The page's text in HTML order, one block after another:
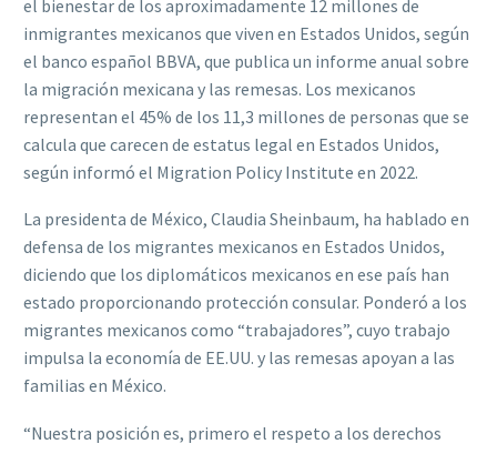
el bienestar de los aproximadamente 12 millones de
inmigrantes mexicanos que viven en Estados Unidos, según
el banco español BBVA, que publica un informe anual sobre
la migración mexicana y las remesas. Los mexicanos
representan el 45% de los 11,3 millones de personas que se
calcula que carecen de estatus legal en Estados Unidos,
según informó el Migration Policy Institute en 2022.
La presidenta de México, Claudia Sheinbaum, ha hablado en
defensa de los migrantes mexicanos en Estados Unidos,
diciendo que los diplomáticos mexicanos en ese país han
estado proporcionando protección consular. Ponderó a los
migrantes mexicanos como “trabajadores”, cuyo trabajo
impulsa la economía de EE.UU. y las remesas apoyan a las
familias en México.
“Nuestra posición es, primero el respeto a los derechos